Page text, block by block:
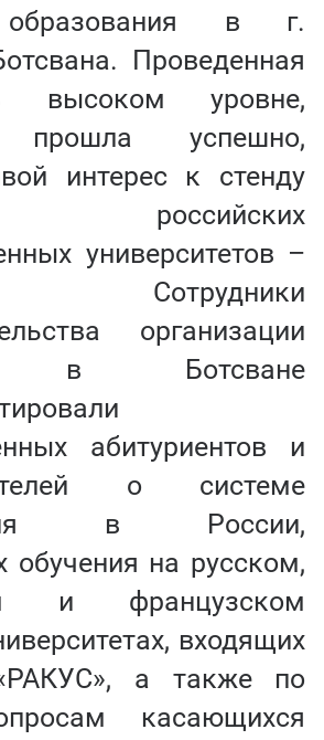
в г.
Проведенная
высоком уровне,
прошла успешно,
интерес к стенду
российских
университетов –
Сотрудники
организации
в Ботсване
абитуриентов и
о системе
в России,
обучения на русском,
и французском
входящих
а также по
касающихся